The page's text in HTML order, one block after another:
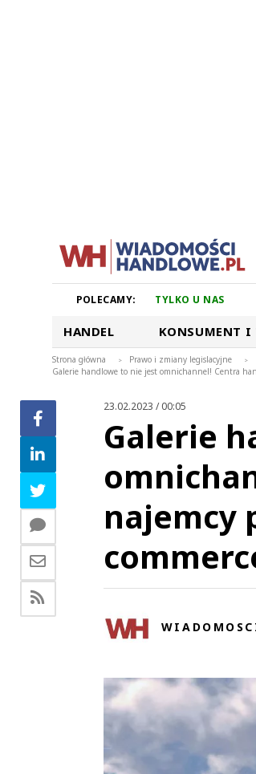
POLECAMY: TYLKO U NAS
HANDEL KONSUMENT I
Strona główna > Prawo i zmiany legislacyjne >
Galerie handlowe to nie jest omnichannel! Centra
23.02.2023 / 00:05
Galerie
najemcy